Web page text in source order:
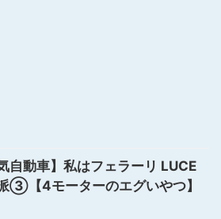
自動車】私はフェラーリ LUCE
③【4モーターのエグいやつ】